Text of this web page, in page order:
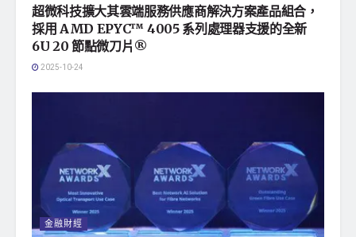
超微科技擴大其雲端服務供應商解決方案產品組合，
採用 AMD EPYC™ 4005 系列處理器支援的全新
6U 20 節點微刀片®
2025-10-24
金融財經